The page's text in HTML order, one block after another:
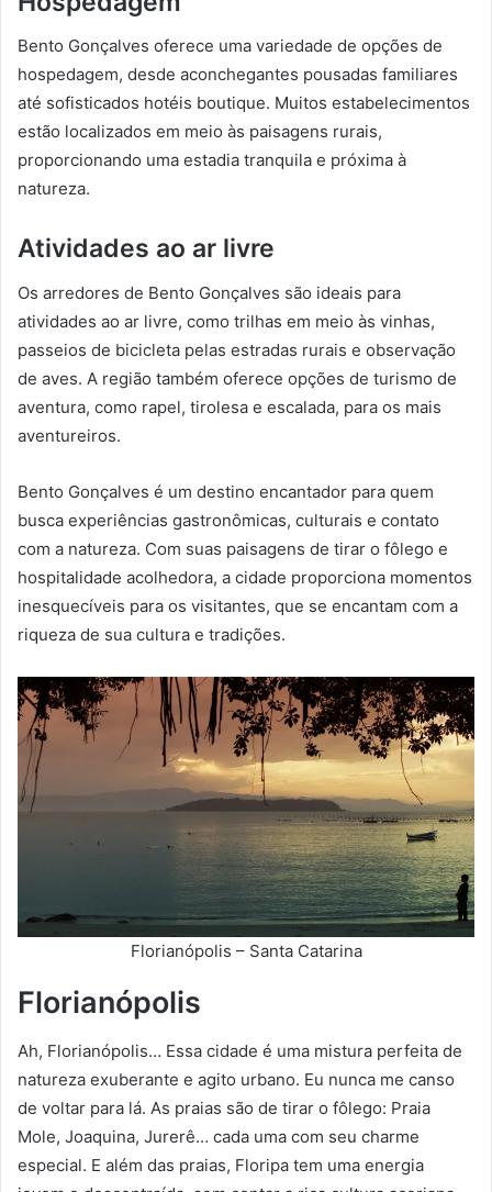
Bento Gonçalves oferece uma variedade de opções de
hospedagem, desde aconchegantes pousadas familiares
até sofisticados hotéis boutique. Muitos estabelecimentos
estão localizados em meio às paisagens rurais,
proporcionando uma estadia tranquila e próxima à
natureza.
Atividades ao ar livre
Os arredores de Bento Gonçalves são ideais para
atividades ao ar livre, como trilhas em meio às vinhas,
passeios de bicicleta pelas estradas rurais e observação
de aves. A região também oferece opções de turismo de
aventura, como rapel, tirolesa e escalada, para os mais
aventureiros.
Bento Gonçalves é um destino encantador para quem
busca experiências gastronômicas, culturais e contato
com a natureza. Com suas paisagens de tirar o fôlego e
hospitalidade acolhedora, a cidade proporciona momentos
inesquecíveis para os visitantes, que se encantam com a
riqueza de sua cultura e tradições.
Florianópolis – Santa Catarina
Florianópolis
Ah, Florianópolis… Essa cidade é uma mistura perfeita de
natureza exuberante e agito urbano. Eu nunca me canso
de voltar para lá. As praias são de tirar o fôlego: Praia
Mole, Joaquina, Jurerê… cada uma com seu charme
especial. E além das praias, Floripa tem uma energia